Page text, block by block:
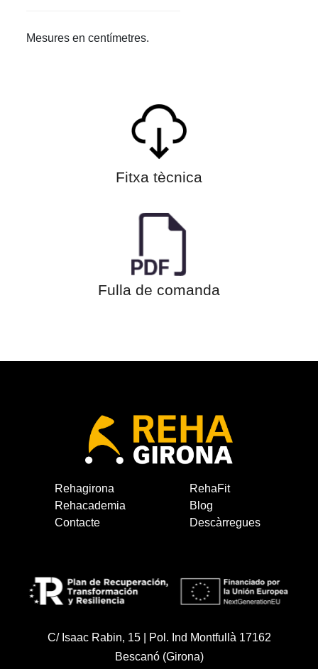
Mesures en centímetres.
Fitxa tècnica
Fulla de comanda
Rehagirona
RehaFit
Rehacademia
Blog
Contacte
Descàrregues
C/ Isaac Rabin, 15 | Pol. Ind Montfullà 17162
Bescanó (Girona)